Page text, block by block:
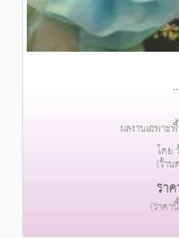
ผลงานเฉพาะ
โดย
(ร้า
รา
(ราคา